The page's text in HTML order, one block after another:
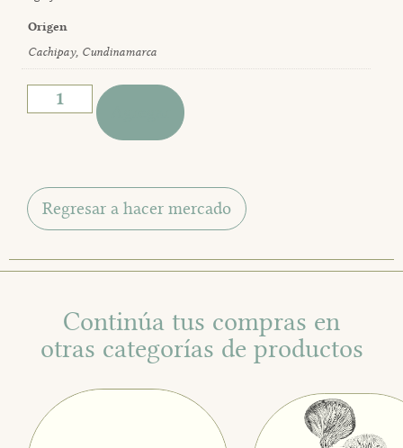
Origen
Cachipay, Cundinamarca
Continúa tus compras en
otras categorías de productos